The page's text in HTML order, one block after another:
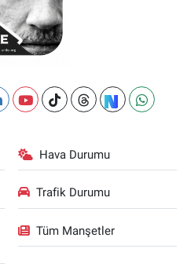
Hava Durumu
Trafik Durumu
Tüm Manşetler